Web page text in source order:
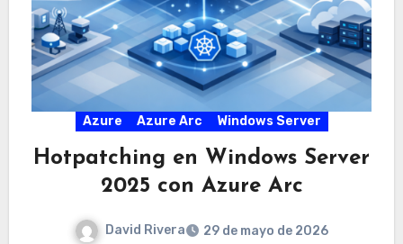
Azure Azure Arc Windows Server
Hotpatching en Windows Server
2025 con Azure Arc
David Rivera
29 de mayo de 2026